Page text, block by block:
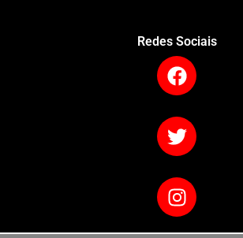
Redes Sociais